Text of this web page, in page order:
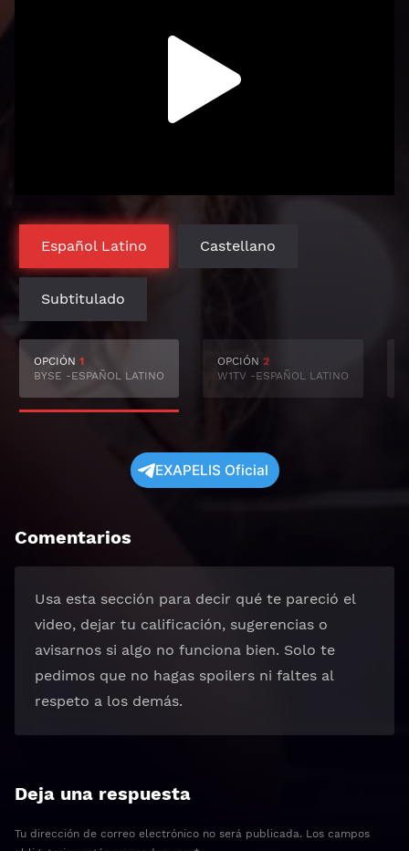
Español Latino Castellano
Subtitulado
OPCIÓN 1
BYSE -ESPAÑOL LATINO
OPCIÓN 2
W1TV -ESPAÑOL LATINO
EXAPELIS Oficial
Comentarios
Usa esta sección para decir qué te pareció el
video, dejar tu calificación, sugerencias o
avisarnos si algo no funciona bien. Solo te
pedimos que no hagas spoilers ni faltes al
respeto a los demás.
Deja una respuesta
Tu dirección de correo electrónico no será publicada. Los campos